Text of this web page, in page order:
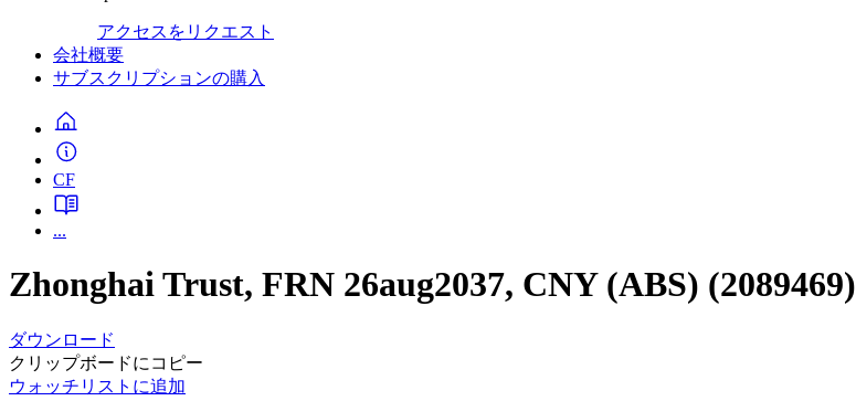
アクセスをリクエスト
会社概要
サブスクリプションの購入
CF
...
Zhonghai Trust, FRN 26aug2037, CNY (ABS) (2089469)
ダウンロード
クリップボードにコピー
ウォッチリストに追加